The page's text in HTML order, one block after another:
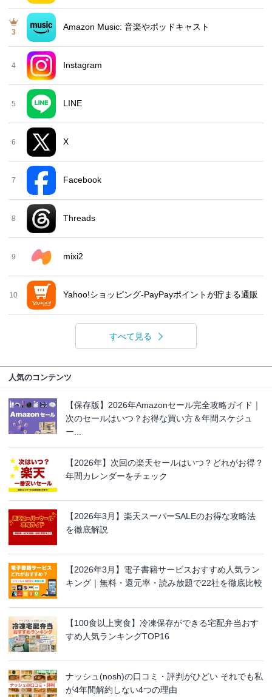
3
Amazon Music: 音楽やポッドキャスト
4 Instagram
5 LINE
6 X
7 Facebook
8 Threads
9 mixi2
10 Yahoo!ショッピング-PayPayポイントが貯まる通販
すべて見る
人気のコンテンツ
【保存版】2026年Amazonセール完全攻略ガイド｜
次のセールはいつ？お得な買い方＆年間スケジュ
ー...
【2026年】次回の楽天セールはいつ？どれがお得？
年間カレンダーをチェック
【2026年3月】楽天スーパーSALEのお得な攻略法
を徹底解説
【2026年3月】電子書籍サービスおすすめ人気ラン
キング｜無料・還元率・読み放題で22社を徹底比較
【100食以上実食】冷凍保存ができる宅配弁当おす
すめ人気ランキングTOP16
ナッシュ(nosh)の口コミ・評判がひどい それでも私
が4年間解約しない4つの理由